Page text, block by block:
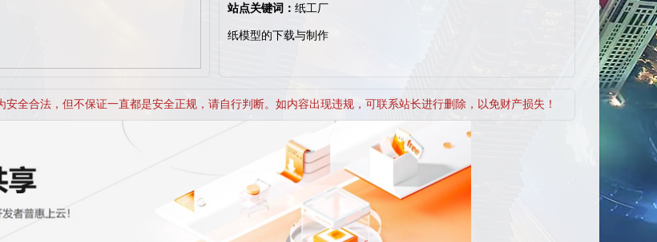
站点关键词：纸工厂
纸模型的下载与制作
全合法，但不保证一直都是安全正规，请自行判断。如内容出现违规，可联系站长进行删除，以免财产损失！